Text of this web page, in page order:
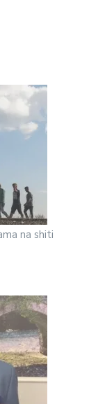
na shiti